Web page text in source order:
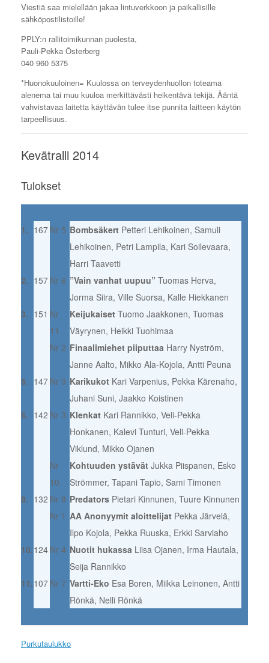
Viestiä saa mielellään jakaa lintuverkkoon ja paikallisille
sähköpostilistoille!
PPLY:n rallitoimikunnan puolesta,
Pauli-Pekka Österberg
040 960 5375
*Huonokuuloinen= Kuulossa on terveydenhuollon toteama
alenema tai muu kuuloa merkittävästi heikentävä tekijä. Ääntä
vahvistavaa laitetta käyttävän tulee itse punnita laitteen käytön
tarpeellisuus.
Kevätralli 2014
Tulokset
.
1. 167 Nr 5 Bombsäkert Petteri Lehikoinen, Samuli
Lehikoinen, Petri Lampila, Kari Soilevaara,
Harri Taavetti
2. 157 Nr 6 ”Vain vanhat uupuu” Tuomas Herva,
Jorma Siira, Ville Suorsa, Kalle Hiekkanen
3. 151 Nr
11
Keijukaiset Tuomo Jaakkonen, Tuomas
Väyrynen, Heikki Tuohimaa
Nr 2 Finaalimiehet piiputtaa Harry Nyström,
Janne Aalto, Mikko Ala-Kojola, Antti Peuna
5. 147 Nr 9 Karikukot Kari Varpenius, Pekka Kärenaho,
Juhani Suni, Jaakko Koistinen
6. 142 Nr 3 Klenkat Kari Rannikko, Veli-Pekka
Honkanen, Kalevi Tunturi, Veli-Pekka
Viklund, Mikko Ojanen
Nr
10
Kohtuuden ystävät Jukka Piispanen, Esko
Strömmer, Tapani Tapio, Sami Timonen
8. 132 Nr 8 Predators Pietari Kinnunen, Tuure Kinnunen
Nr 1 AA Anonyymit aloittelijat Pekka Järvelä,
Ilpo Kojola, Pekka Ruuska, Erkki Sarviaho
10.124 Nr 4 Nuotit hukassa Liisa Ojanen, Irma Hautala,
Seija Rannikko
11.107 Nr 7 Vartti-Eko Esa Boren, Miikka Leinonen, Antti
Rönkä, Nelli Rönkä
.
Purkutaulukko